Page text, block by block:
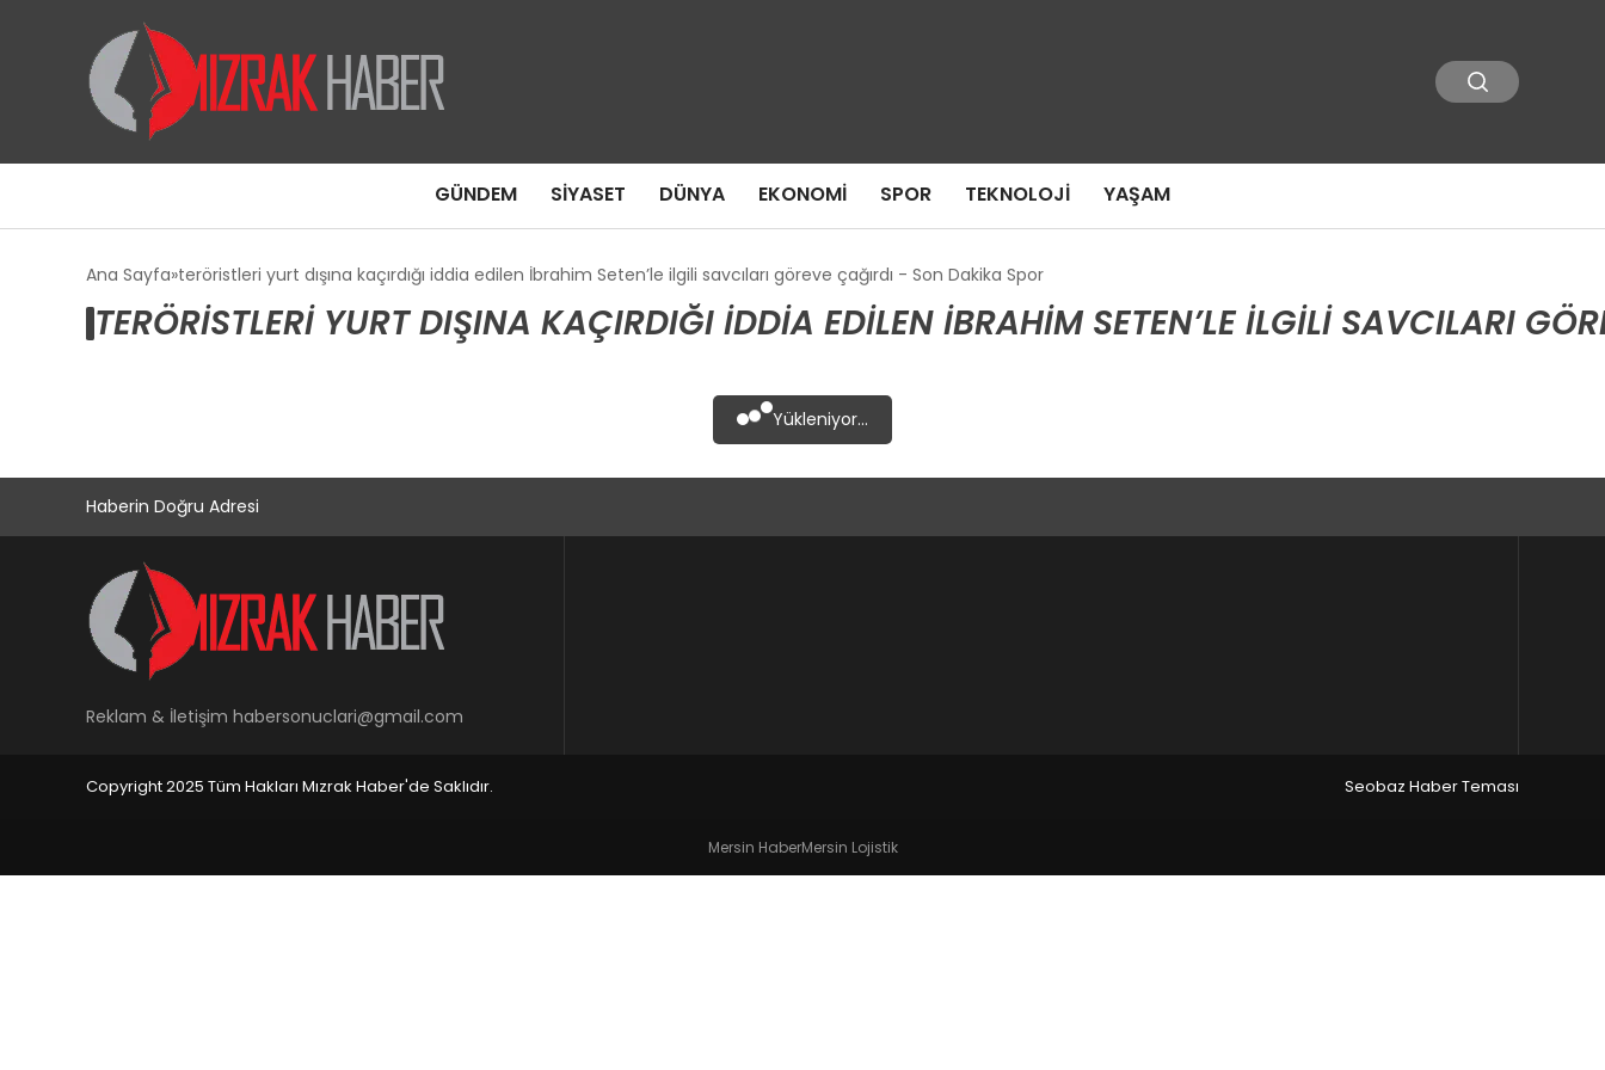
GÜNDEM SIYASET DÜNYA EKONOMI SPOR TEKNOLOJI YAŞAM
Ana Sayfa teröristleri yurt dışına kaçırdığı iddia edilen İbrahim Seten’le ilgili savcıları göreve çağırdı - Son Dakika Spor
TERÖRISTLERI YURT DIŞINA KAÇIRDIĞI IDDIA EDILEN İBRAHIM SETEN’LE ILGILI SAVCILARI
Yükleniyor...
Haberin Doğru Adresi
Reklam & İletişim habersonuclari@gmail.com
Copyright 2025 Tüm Hakları Mızrak Haber'de Saklıdır. Seobaz Haber Teması
Mersin HaberMersin Lojistik